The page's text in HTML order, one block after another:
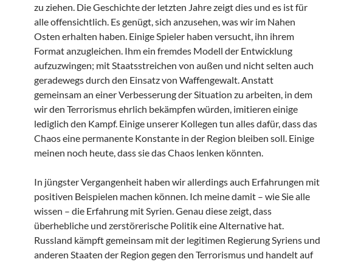
zu ziehen. Die Geschichte der letzten Jahre zeigt dies und es ist für
alle offensichtlich. Es genügt, sich anzusehen, was wir im Nahen
Osten erhalten haben. Einige Spieler haben versucht, ihn ihrem
Format anzugleichen. Ihm ein fremdes Modell der Entwicklung
aufzuzwingen; mit Staatsstreichen von außen und nicht selten auch
geradewegs durch den Einsatz von Waffengewalt. Anstatt
gemeinsam an einer Verbesserung der Situation zu arbeiten, in dem
wir den Terrorismus ehrlich bekämpfen würden, imitieren einige
lediglich den Kampf. Einige unserer Kollegen tun alles dafür, dass das
Chaos eine permanente Konstante in der Region bleiben soll. Einige
meinen noch heute, dass sie das Chaos lenken könnten.
In jüngster Vergangenheit haben wir allerdings auch Erfahrungen mit
positiven Beispielen machen können. Ich meine damit – wie Sie alle
wissen – die Erfahrung mit Syrien. Genau diese zeigt, dass
überhebliche und zerstörerische Politik eine Alternative hat.
Russland kämpft gemeinsam mit der legitimen Regierung Syriens und
anderen Staaten der Region gegen den Terrorismus und handelt auf